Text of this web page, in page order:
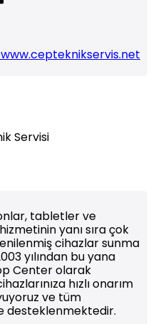
Servisi
tabletler ve
yanı sıra çok
cihazlar sunma
yılından bu yana
Center olarak
hızlı onarım
ve tüm
desteklenmektedir.